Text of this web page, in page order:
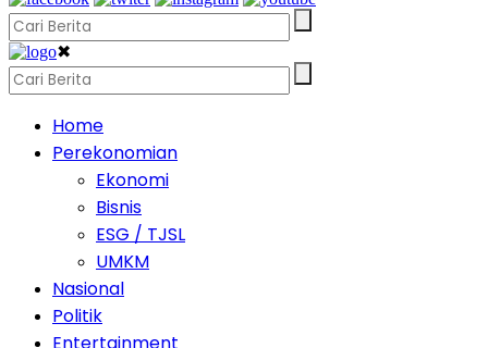
✖
Home
Perekonomian
Ekonomi
Bisnis
ESG / TJSL
UMKM
Nasional
Politik